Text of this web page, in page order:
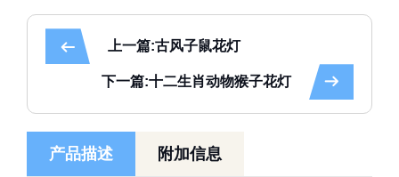
上一篇:古风子鼠花灯
下一篇:十二生肖动物猴子花灯
产品描述 附加信息